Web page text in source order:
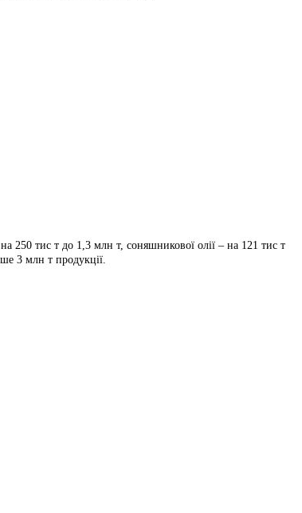
250 тис т до 1,3 млн т, соняшникової олії – на 121 тис т
3 млн т продукції.